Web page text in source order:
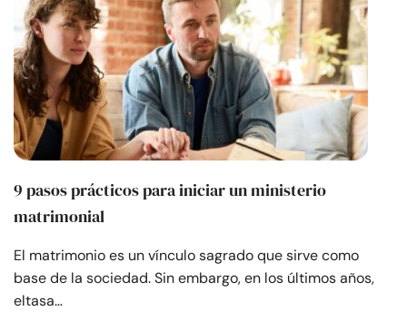
9 pasos prácticos para iniciar un ministerio
matrimonial
El matrimonio es un vínculo sagrado que sirve como
base de la sociedad. Sin embargo, en los últimos años,
eltasa…